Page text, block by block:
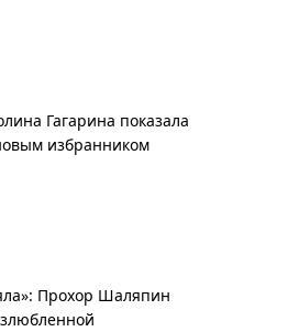
Гагарина показала
избранником
Прохор Шаляпин